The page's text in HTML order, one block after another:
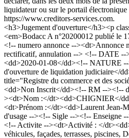
liquidateur ou sur le portail électronique
https://www.creditors-services.com.
<h3>Jugement d'ouverture</h3><p
<em>Bodacc A n°20200012 publié le
<!-- numero annonce --><dt>Annonce
rectificatif, annulation --> <!-- DATE --
<dd>2020-01-08</dd><!-- NATURE --
d'ouverture de liquidation judiciaire</
title="Registre du commerce et des
<dd>Non Inscrit</dd><!-- RM --><!--
><dt>Nom :</dt><dd>CHIGNIER</
<dt>Prénom :</dt><dd>Laurent Jean-
d'usage --><!-- Sigle --><!-- Enseigne
<!-- Activite --><dt>Activité : </
véhicules, façades, terrasses, piscines,